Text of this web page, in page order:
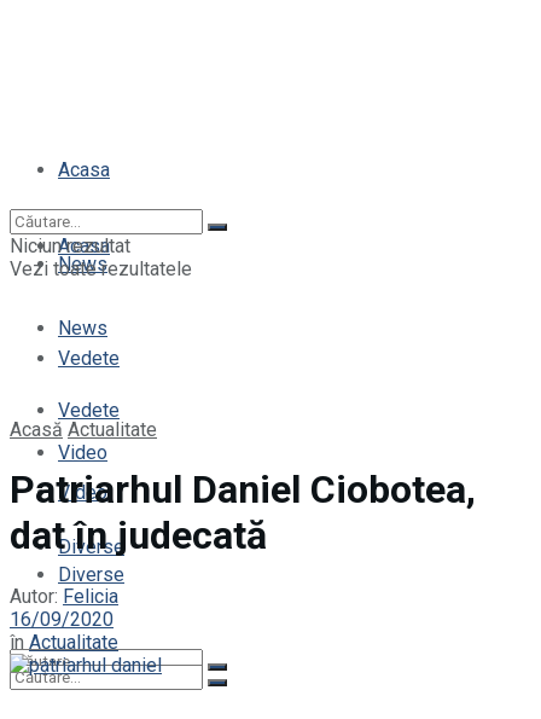
Acasa
News
Vedete
Video
Diverse
Acasa
News
Vedete
Video
Diverse
Niciun rezultat
Vezi toate rezultatele
Acasă Actualitate
Patriarhul Daniel Ciobotea,
dat în judecată
Autor: Felicia
16/09/2020
în Actualitate